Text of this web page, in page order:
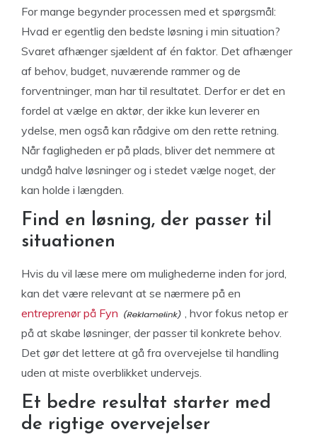
For mange begynder processen med et spørgsmål:
Hvad er egentlig den bedste løsning i min situation?
Svaret afhænger sjældent af én faktor. Det afhænger
af behov, budget, nuværende rammer og de
forventninger, man har til resultatet. Derfor er det en
fordel at vælge en aktør, der ikke kun leverer en
ydelse, men også kan rådgive om den rette retning.
Når fagligheden er på plads, bliver det nemmere at
undgå halve løsninger og i stedet vælge noget, der
kan holde i længden.
Find en løsning, der passer til
situationen
Hvis du vil læse mere om mulighederne inden for jord,
kan det være relevant at se nærmere på en
entreprenør på Fyn
, hvor fokus netop er
på at skabe løsninger, der passer til konkrete behov.
Det gør det lettere at gå fra overvejelse til handling
uden at miste overblikket undervejs.
Et bedre resultat starter med
de rigtige overvejelser